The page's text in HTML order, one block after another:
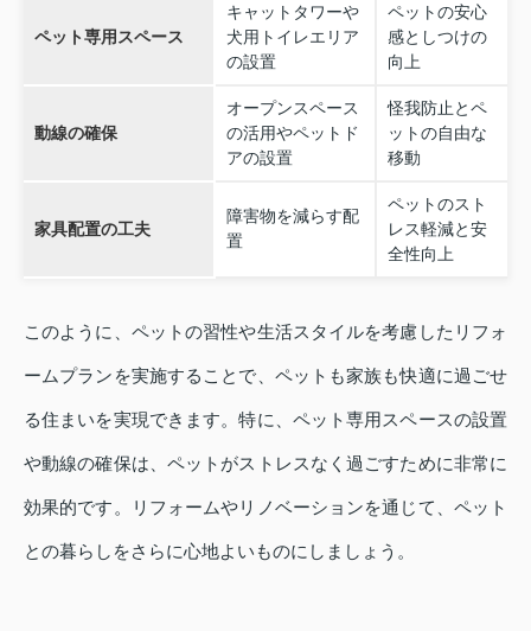
ペット専用スペース
キャットタワーや
犬用トイレエリア
の設置
ペットの安心
感としつけの
向上
動線の確保
オープンスペース
の活用やペットド
アの設置
怪我防止とペ
ットの自由な
移動
家具配置の工夫
障害物を減らす配
置
ペットのスト
レス軽減と安
全性向上
このように、ペットの習性や生活スタイルを考慮したリフォ
ームプランを実施することで、ペットも家族も快適に過ごせ
る住まいを実現できます。特に、ペット専用スペースの設置
や動線の確保は、ペットがストレスなく過ごすために非常に
効果的です。リフォームやリノベーションを通じて、ペット
との暮らしをさらに心地よいものにしましょう。